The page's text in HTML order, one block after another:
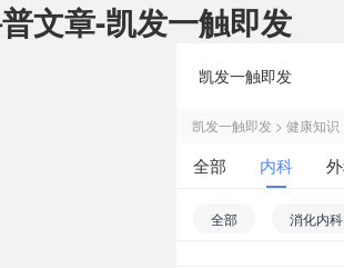
文章-凯发一触即发
凯发一触即发
凯发一触即发 > 健康知识
全部 内科
皮肤性病科
中
全部 消化内科